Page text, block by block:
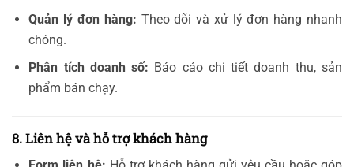
Quản lý đơn hàng: Theo dõi và xử lý đơn hàng nhanh
chóng.
Phân tích doanh số: Báo cáo chi tiết doanh thu, sản
phẩm bán chạy.
8. Liên hệ và hỗ trợ khách hàng